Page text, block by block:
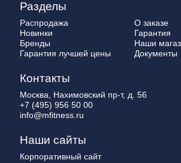
Разделы
Распродажа
Новинки
Бренды
Гарантия лучшей цены
О заказе
Гарантия
Наши
Документы
Контакты
Москва, Нахимовский пр-т, д. 56
+7 (495) 956 50 00
info@mfitness.ru
Наши сайты
Корпоративный сайт